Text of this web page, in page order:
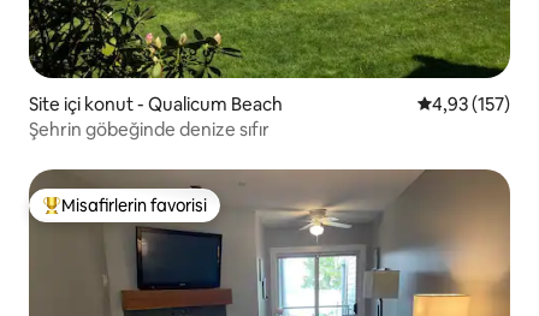
Site içi konut - Qualicum Beach 5 üzerinden
4,93 (157)
Şehrin göbeğinde denize sıfır
Misafirlerin favorilerinden en beğenilenler arasında
Misafirlerin favorisi